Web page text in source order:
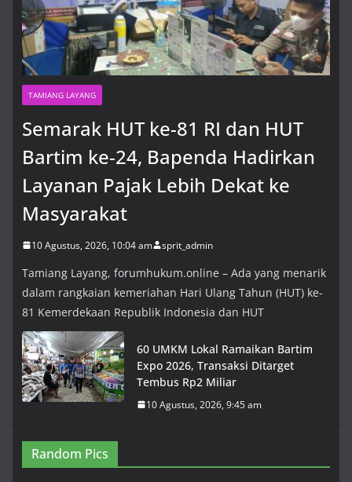
10 Agustus, 2026, 10:04 am
TAMIANG LAYANG
Semarak HUT ke-81 RI dan HUT
Bartim ke-24, Bapenda Hadirkan
Layanan Pajak Lebih Dekat ke
Masyarakat
10 Agustus, 2026, 10:04 am sprit_admin
Tamiang Layang, forumhukum.online – Ada yang menarik
dalam rangkaian kemeriahan Hari Ulang Tahun (HUT) ke-
81 Kemerdekaan Republik Indonesia dan HUT
60 UMKM Lokal Ramaikan Bartim
Expo 2026, Transaksi Ditarget
Tembus Rp2 Miliar
10 Agustus, 2026, 9:45 am
Random Pics